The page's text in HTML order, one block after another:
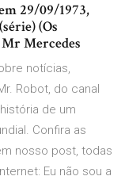
29/09/1973,
(Os
Mercedes
notícias,
Robot, do canal
de um
Confira as
nosso post, todas
Eu não sou a